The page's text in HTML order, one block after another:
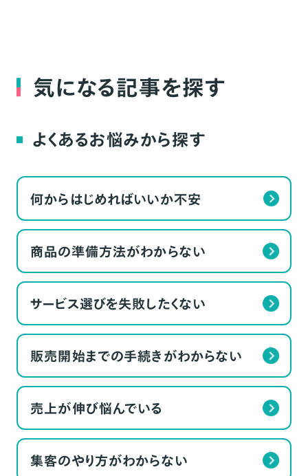
気になる記事を探す
よくあるお悩みから探す
何からはじめればいいか不安
商品の準備方法がわからない
サービス選びを失敗したくない
販売開始までの手続きがわからない
売上が伸び悩んでいる
集客のやり方がわからない